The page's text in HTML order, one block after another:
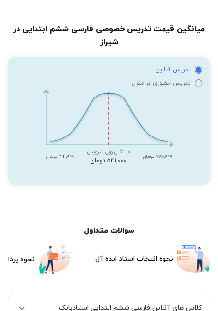
میانگین قیمت تدریس خصوصی فارسی ششم ابتدایی در
شیراز
تدریس آنلاین
تدریس حضوری در منزل
680,000 تومان
میانگین وزنی سرویس
541,000 تومان
291,000 تومان
سوالات متداول
نحوه انتخاب استاد ایده آل نحوه
کلاس های آنلاین فارسی ششم ابتدایی استادبانک